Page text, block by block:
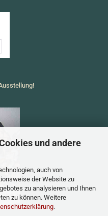
und andere
auch von
der Website zu
zu analysieren und Ihnen
zu können. Weitere
.